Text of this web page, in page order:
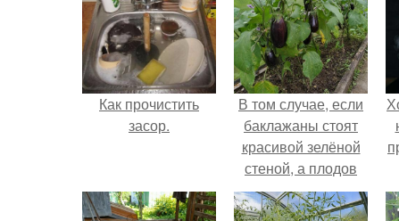
Как прочистить
засор.
В том случае, если
баклажаны стоят
красивой зелёной
стеной, а плодов
почти не видно -
радоваться тут